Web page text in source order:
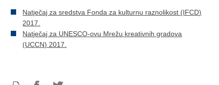
Natječaj za sredstva Fonda za kulturnu raznolikost (IFCD)
2017.
Natječaj za UNESCO-ovu Mrežu kreativnih gradova
(UCCN) 2017.